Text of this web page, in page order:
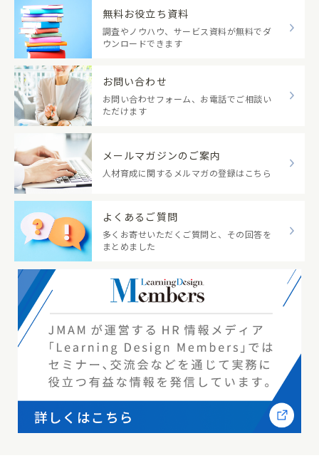
無料お役立ち資料
調査やノウハウ、サービス資料が無料でダ
ウンロードできます
お問い合わせ
お問い合わせフォーム、お電話でご相談い
ただけます
メールマガジンのご案内
人材育成に関するメルマガの登録はこちら
よくあるご質問
多くお寄せいただくご質問と、その回答を
まとめました